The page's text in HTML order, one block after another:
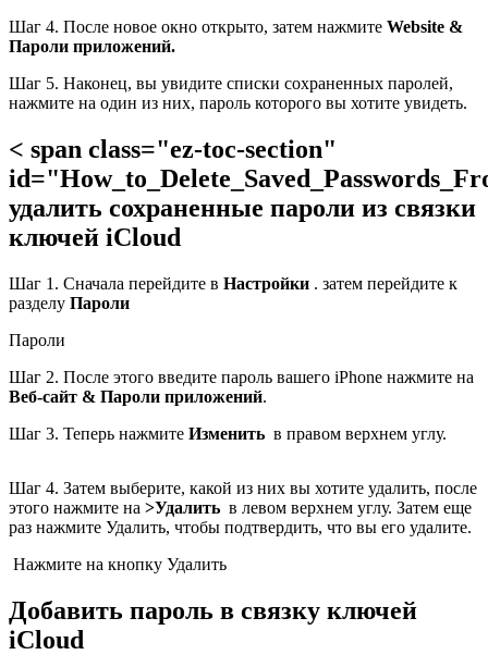
Шаг 4. После новое окно открыто, затем нажмите Website &
Пароли приложений.
Шаг 5. Наконец, вы увидите списки сохраненных паролей,
нажмите на один из них, пароль которого вы хотите увидеть.
< span class="ez-toc-section"
удалить сохраненные пароли из связки
ключей iCloud
Шаг 1. Сначала перейдите в Настройки . затем перейдите к
разделу Пароли
Пароли
Шаг 2. После этого введите пароль вашего iPhone нажмите на
Веб-сайт & Пароли приложений.
Шаг 3. Теперь нажмите Изменить в правом верхнем углу.
Шаг 4. Затем выберите, какой из них вы хотите удалить, после
этого нажмите на >Удалить в левом верхнем углу. Затем еще
раз нажмите Удалить, чтобы подтвердить, что вы его удалите.
Нажмите на кнопку Удалить
Добавить пароль в связку ключей
iCloud